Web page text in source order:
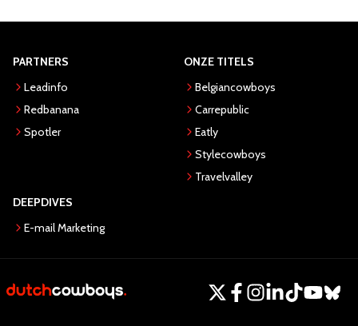
PARTNERS
Leadinfo
Redbanana
Spotler
ONZE TITELS
Belgiancowboys
Carrepublic
Eatly
Stylecowboys
Travelvalley
DEEPDIVES
E-mail Marketing